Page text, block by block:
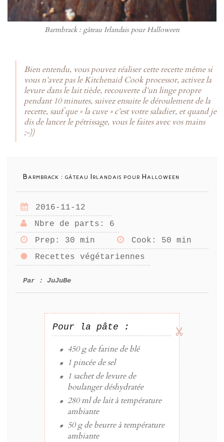
Barmbrack : gâteau Irlandais pour Halloween
Bien entendu, vous pouvez réaliser cette recette même si
vous n’avez pas le Kitchenaid Cook processor, activez la
levure dans le lait tiède, recouverte d’un linge propre
pendant 10 minutes, suivez ensuite le déroulement de la
recette, sauf que « la cuve » c’est votre saladier, et quand je
dis de lancer le pétrissage, vous le faites avec vos mains
;-))
Barmbrack : gâteau Irlandais pour Halloween
2016-11-12
Nbre de parts : 6
Prep : 30 min Cook : 50 min
Recettes végétariennes
Par : JuJuBe
Pour la pâte :
450 gdefarine de blé
1 pincéedesel
1 sachetdelevure de
boulanger déshydratée
280 mldelaità température
ambiante
50 gdebeurreà température
ambiante